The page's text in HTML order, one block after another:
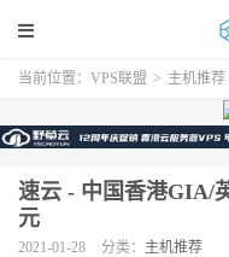
当前位置： VPS联盟 > 主机推荐
速云 - 中国香港GIA/
元
2021-01-28 分类： 主机推荐